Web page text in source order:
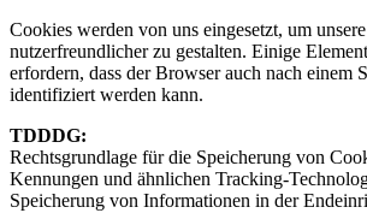
Cookies werden von uns eingesetzt, um
nutzerfreundlicher zu gestalten. Einige
erfordern, dass der Browser auch nach einem
identifiziert werden kann.
TDDDG:
Rechtsgrundlage für die Speicherung von
Kennungen und ähnlichen Tracking-
Speicherung von Informationen in der